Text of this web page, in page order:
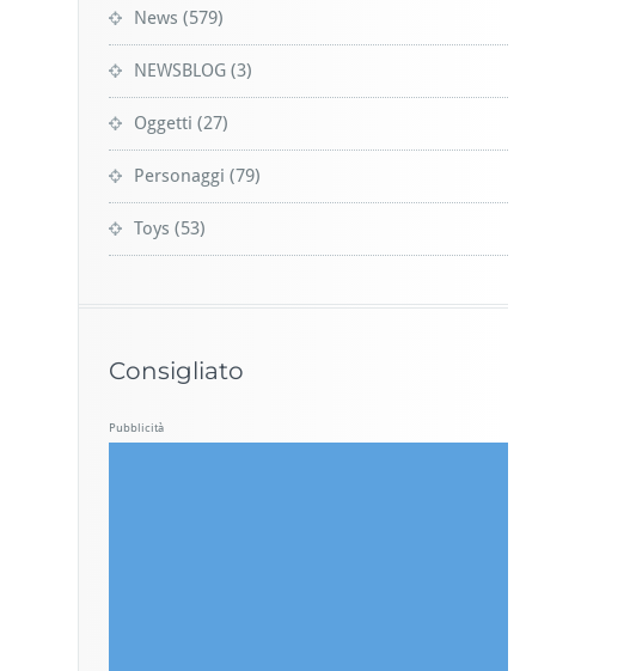
News (579)
NEWSBLOG (3)
Oggetti (27)
Personaggi (79)
Toys (53)
Consigliato
Pubblicità